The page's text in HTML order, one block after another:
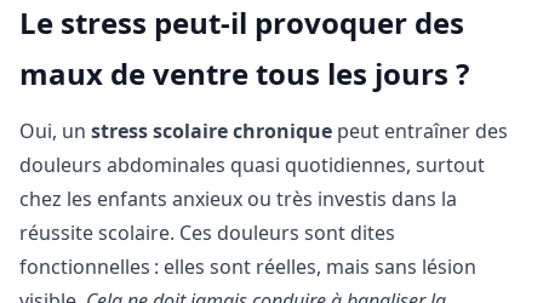
Le stress peut-il provoquer des
maux de ventre tous les jours ?
Oui, un stress scolaire chronique peut entraîner des
douleurs abdominales quasi quotidiennes, surtout
chez les enfants anxieux ou très investis dans la
réussite scolaire. Ces douleurs sont dites
fonctionnelles : elles sont réelles, mais sans lésion